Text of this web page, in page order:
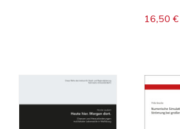
16,50 €